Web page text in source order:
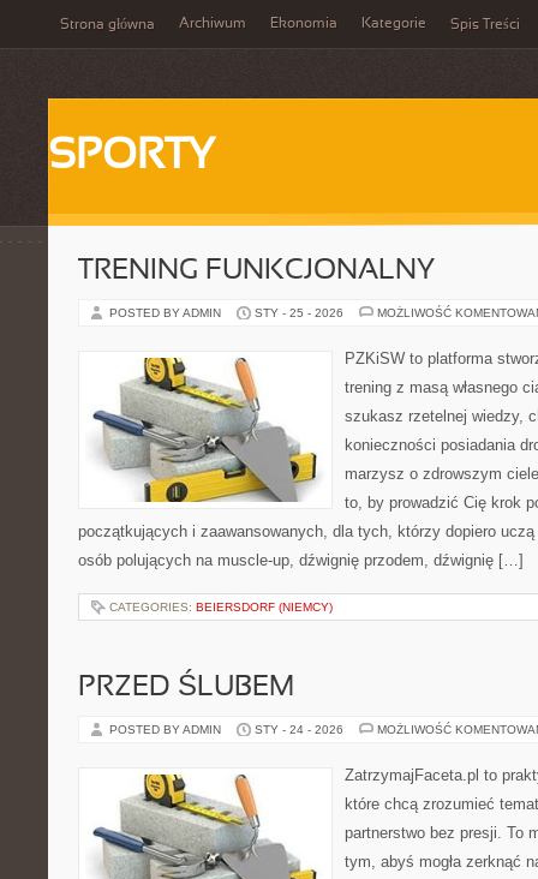
Strona główna Archiwum Ekonomia Kategorie Spis Treści
SPORTY
TRENING FUNKCJONALNY
POSTED BY ADMIN STY - 25 - 2026 MOŻLIWOŚĆ
PZKiSW to platforma
trening z masą własnego
szukasz rzetelnej wiedzy,
konieczności posiadania
marzysz o zdrowszym
to, by prowadzić Cię krok
początkujących i zaawansowanych, dla tych, którzy dopiero
osób polujących na muscle-up, dźwignię przodem, dźwignię […]
CATEGORIES: BEIERSDORF (NIEMCY)
PRZED ŚLUBEM
POSTED BY ADMIN STY - 24 - 2026 MOŻLIWOŚĆ
ZatrzymajFaceta.pl to
które chcą zrozumieć
partnerstwo bez presji. To
tym, abyś mogła zerknąć